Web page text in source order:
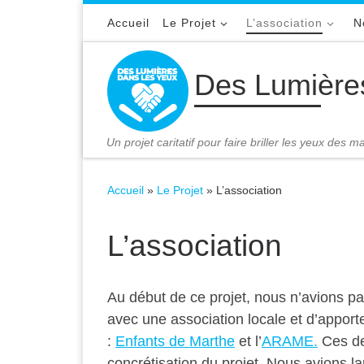
Passer au contenuAccueil Le Projet L’association
Des
Un projet caritatif pour faire briller les yeux des
Accueil » Le Projet » L’association
L’association
Au début de ce projet, nous n’avions
avec une association locale et
: Enfants de Marthe et l’ARAME. Ces